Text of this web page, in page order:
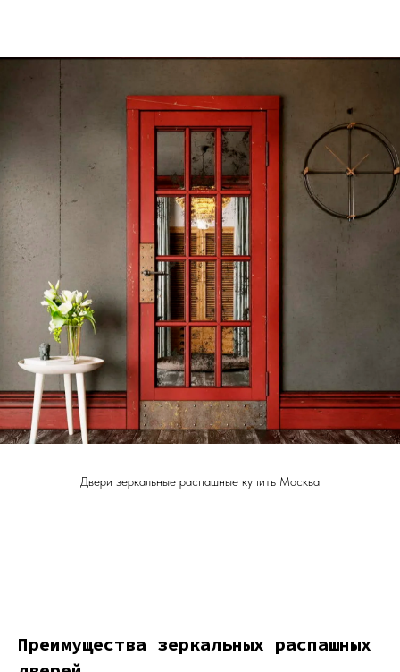
Двери зеркальные распашные купить Москва
Преимущества зеркальных распашных